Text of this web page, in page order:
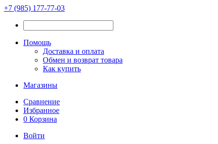
+7 (985) 177-77-03
Помощь
Доставка и оплата
Обмен и возврат товара
Как купить
Магазины
Сравнение
Избранное
0 Корзина
Войти